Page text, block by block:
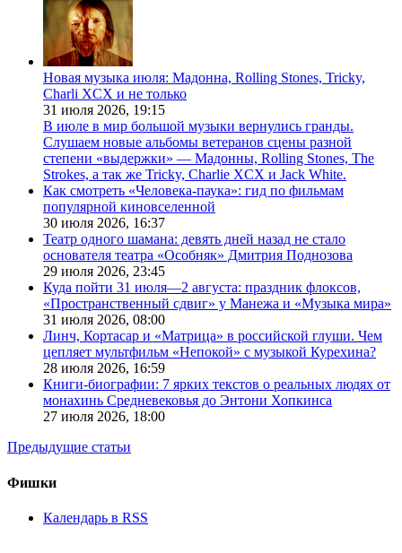
Новая музыка июля: Мадонна, Rolling Stones, Tricky,
Charli XCX и не только
31 июля 2026, 19:15
В июле в мир большой музыки вернулись гранды.
Слушаем новые альбомы ветеранов сцены разной
степени «выдержки» — Мадонны, Rolling Stones, The
Strokes, а так же Tricky, Charlie XCX и Jack White.
Как смотреть «Человека-паука»: гид по фильмам
популярной киновселенной
30 июля 2026, 16:37
Театр одного шамана: девять дней назад не стало
основателя театра «Особняк» Дмитрия Поднозова
29 июля 2026, 23:45
Куда пойти 31 июля—2 августа: праздник флоксов,
«Пространственный сдвиг» у Манежа и «Музыка мира»
31 июля 2026, 08:00
Линч, Кортасар и «Матрица» в российской глуши. Чем
цепляет мультфильм «Непокой» с музыкой Курехина?
28 июля 2026, 16:59
Книги-биографии: 7 ярких текстов о реальных людях от
монахинь Средневековья до Энтони Хопкинса
27 июля 2026, 18:00
Предыдущие статьи
Фишки
Календарь в RSS